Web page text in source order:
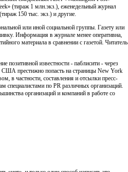
(тираж 1 млн.экз.), еженедельный журнал
150 тыс. экз.) и другие.
или иной социальной группы. Газету или
Информация в журнале менее оперативна,
материала в сравнении с газетой. Читатель
позитивной известности - паблисити - через
США престижно попасть на страницы New York
в частности, составления и отсылки пресс-
специалистами по PR различных организаций.
организаций и компаний в работе со